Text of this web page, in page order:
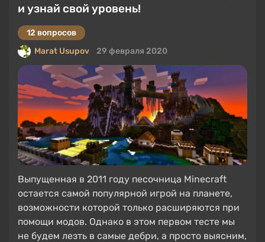
и узнай свой уровень!
12 вопросов
Marat Usupov
29 февраля 2020
Выпущенная в 2011 году песочница Minecraft
остается самой популярной игрой на планете,
возможности которой только расширяются при
помощи модов. Однако в этом первом тесте мы
не будем лезть в самые дебри, а просто выясним,